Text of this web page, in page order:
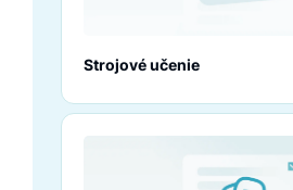
Strojové učenie